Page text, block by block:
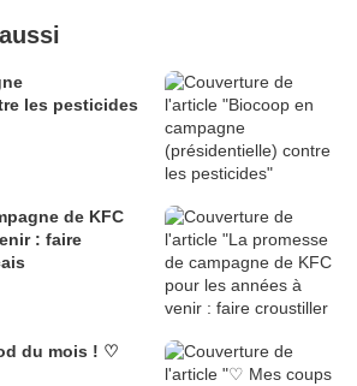
les pesticides
de KFC
: faire
du mois ! ♡